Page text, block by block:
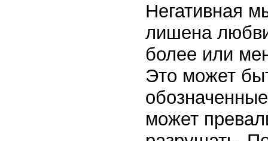
Негативная
лишена
более или
Это может
может